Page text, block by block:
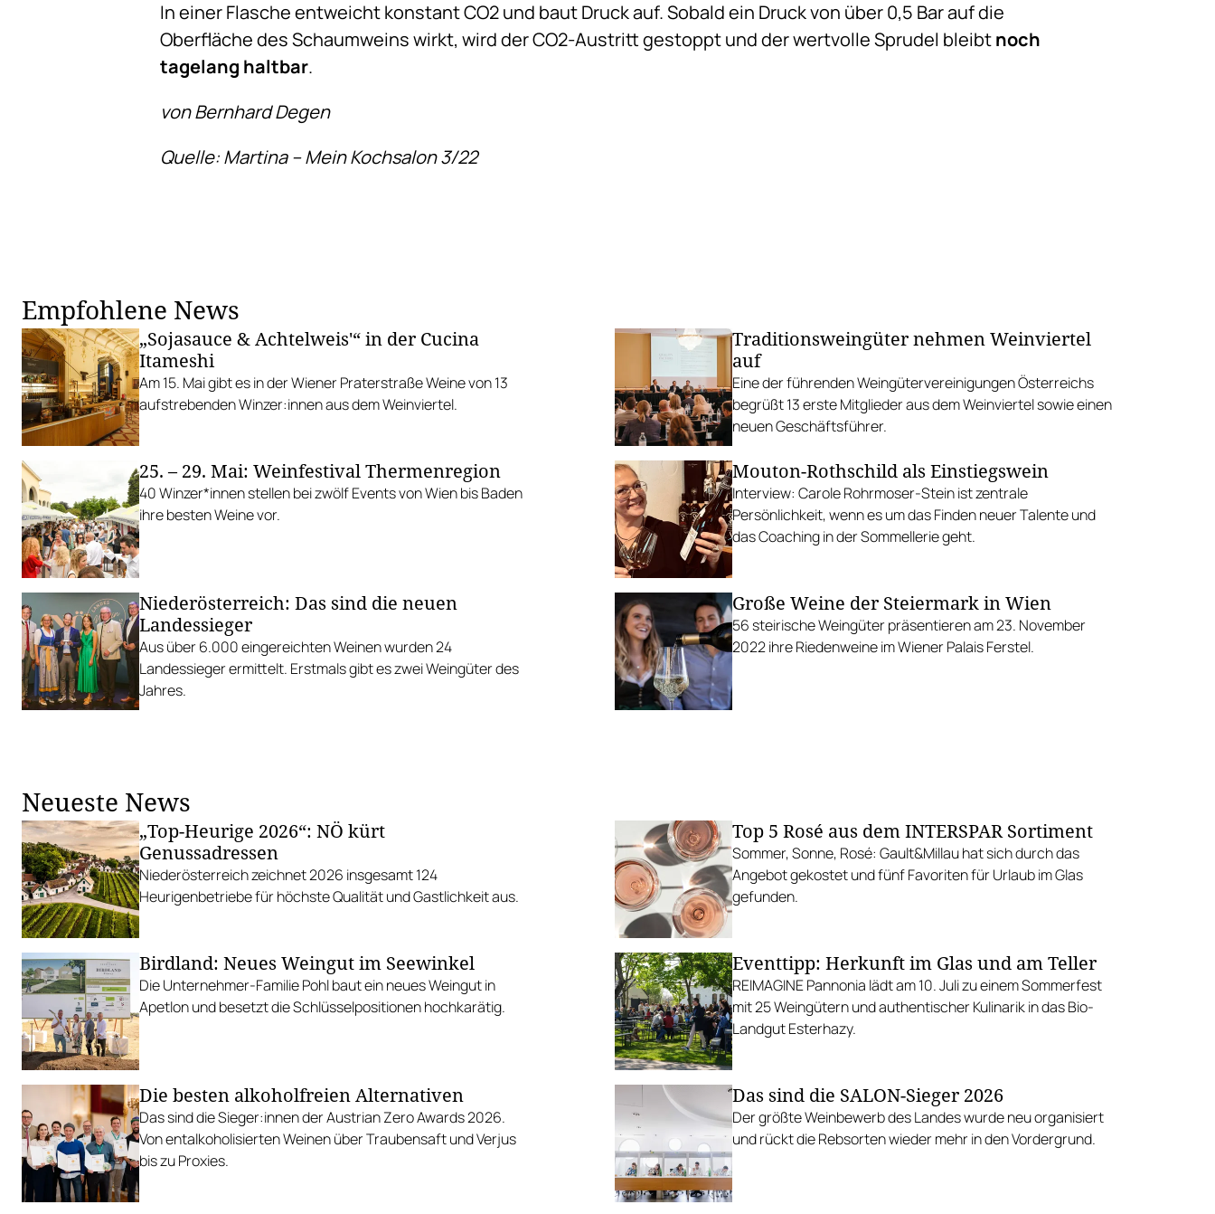
In einer Flasche entweicht konstant CO2 und baut Druck auf. Sobald ein Druck von über 0,5 Bar auf die
Oberfläche des Schaumweins wirkt, wird der CO2-Austritt gestoppt und der wertvolle Sprudel bleibtnoch
tagelang haltbar.
von Bernhard Degen
Quelle: Martina – Mein Kochsalon 3/22
Empfohlene News
„Sojasauce & Achtelweis'“ in der Cucina
Itameshi
Am 15. Mai gibt es in der Wiener Praterstraße Weine von 13
aufstrebenden Winzer:innen aus dem Weinviertel.
Traditionsweingüter nehmen Weinviertel
auf
Eine der führenden Weingütervereinigungen Österreichs
begrüßt 13 erste Mitglieder aus dem Weinviertel sowie einen
neuen Geschäftsführer.
25. – 29. Mai: Weinfestival Thermenregion
40 Winzer*innen stellen bei zwölf Events von Wien bis Baden
ihre besten Weine vor.
Mouton-Rothschild als Einstiegswein
Interview: Carole Rohrmoser-Stein ist zentrale
Persönlichkeit, wenn es um das Finden neuer Talente und
das Coaching in der Sommellerie geht.
Niederösterreich: Das sind die neuen
Landessieger
Aus über 6.000 eingereichten Weinen wurden 24
Landessieger ermittelt. Erstmals gibt es zwei Weingüter des
Jahres.
Große Weine der Steiermark in Wien
56 steirische Weingüter präsentieren am 23. November
2022 ihre Riedenweine im Wiener Palais Ferstel.
Neueste News
„Top-Heurige 2026“: NÖ kürt
Genussadressen
Niederösterreich zeichnet 2026 insgesamt 124
Heurigenbetriebe für höchste Qualität und Gastlichkeit aus.
Top 5 Rosé aus dem INTERSPAR Sortiment
Sommer, Sonne, Rosé: Gault&Millau hat sich durch das
Angebot gekostet und fünf Favoriten für Urlaub im Glas
gefunden.
Birdland: Neues Weingut im Seewinkel
Die Unternehmer-Familie Pohl baut ein neues Weingut in
Apetlon und besetzt die Schlüsselpositionen hochkarätig.
Eventtipp: Herkunft im Glas und am Teller
REIMAGINE Pannonia lädt am 10. Juli zu einem Sommerfest
mit 25 Weingütern und authentischer Kulinarik in das Bio-
Landgut Esterhazy.
Die besten alkoholfreien Alternativen
Das sind die Sieger:innen der Austrian Zero Awards 2026.
Von entalkoholisierten Weinen über Traubensaft und Verjus
bis zu Proxies.
Das sind die SALON-Sieger 2026
Der größte Weinbewerb des Landes wurde neu organisiert
und rückt die Rebsorten wieder mehr in den Vordergrund.